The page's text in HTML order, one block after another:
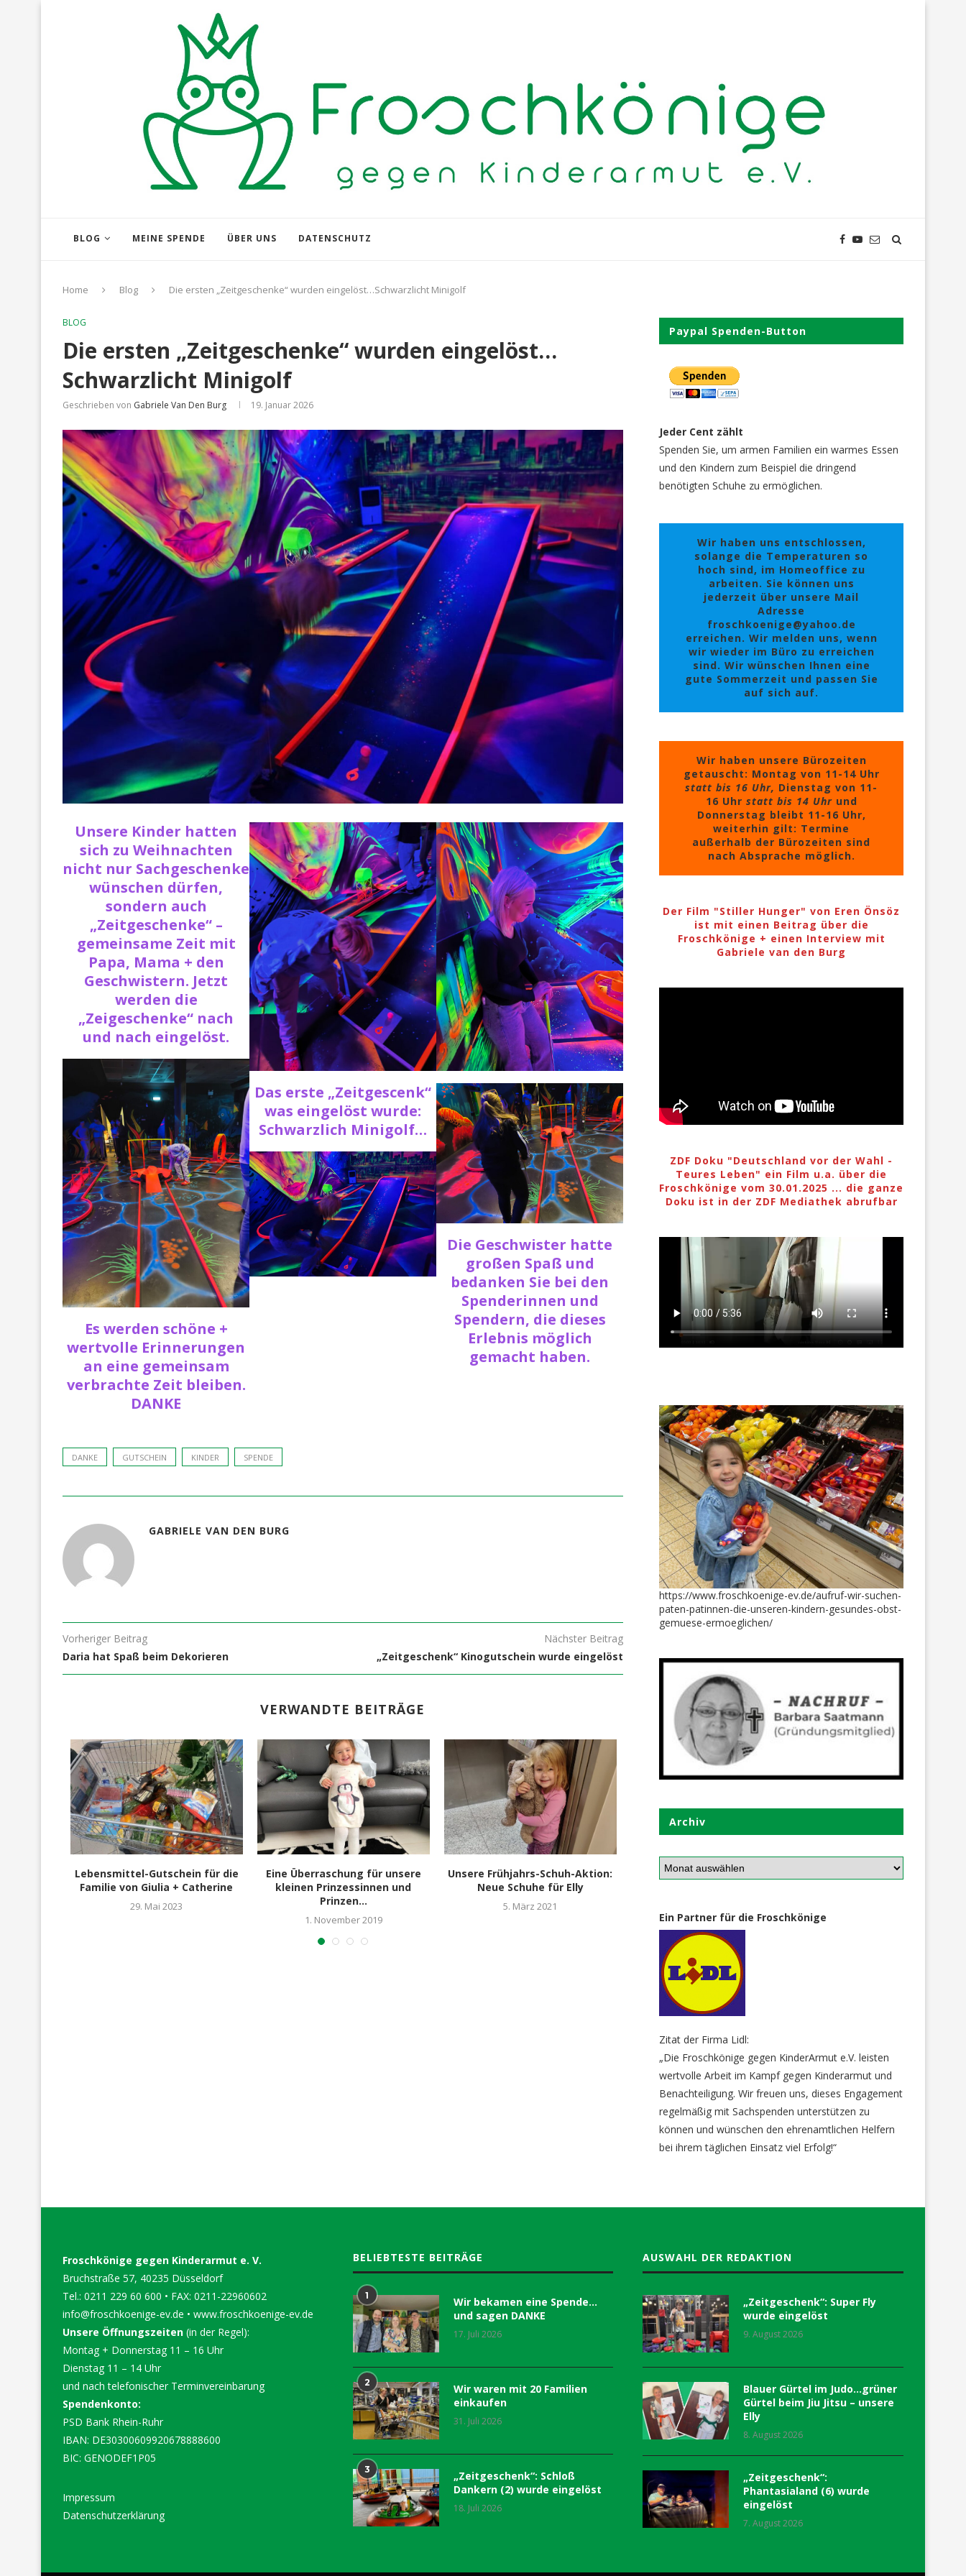
BLOG MEINE SPENDE ÜBER UNS DATENSCHUTZ
Home Blog Die ersten „Zeitgeschenke“ wurden eingelöst…Schwarzlicht Minigolf
BLOG
Die ersten „Zeitgeschenke“ wurden eingelöst…
Schwarzlicht Minigolf
Geschrieben von Gabriele Van Den Burg 19. Januar 2026
Unsere Kinder hatten
sich zu Weihnachten
nicht nur Sachgeschenke
wünschen dürfen,
sondern auch
„Zeitgeschenke“ –
gemeinsame Zeit mit
Papa, Mama + den
Geschwistern. Jetzt
werden die
„Zeigeschenke“ nach
und nach eingelöst.
Es werden schöne +
wertvolle Erinnerungen
an eine gemeinsam
verbrachte Zeit bleiben.
DANKE
Das erste „Zeitgescenk“
was eingelöst wurde:
Schwarzlich Minigolf…
Die Geschwister hatte
großen Spaß und
bedanken Sie bei den
Spenderinnen und
Spendern, die dieses
Erlebnis möglich
gemacht haben.
DANKE GUTSCHEIN KINDER SPENDE
GABRIELE VAN DEN BURG
Vorheriger Beitrag
Daria hat Spaß beim Dekorieren
Nächster Beitrag
„Zeitgeschenk“ Kinogutschein wurde eingelöst
VERWANDTE BEITRÄGE
Lebensmittel-Gutschein für die
Familie von Giulia + Catherine
29. Mai 2023
Eine Überraschung für unsere
kleinen Prinzessinnen und
Prinzen...
1. November 2019
Unsere Frühjahrs-Schuh-Aktion:
Neue Schuhe für Elly
5. März 2021
Lisa liebt Paprika, der Dank geht
Max + Robert haben mit
Paypal Spenden-Button
Jeder Cent zählt
Spenden Sie, um armen Familien ein warmes Essen
und den Kindern zum Beispiel die dringend
benötigten Schuhe zu ermöglichen.
Wir haben uns entschlossen,
solange die Temperaturen so
hoch sind, im Homeoffice zu
arbeiten. Sie können uns
jederzeit über unsere Mail
Adresse
froschkoenige@yahoo.de
erreichen. Wir melden uns, wenn
wir wieder im Büro zu erreichen
sind. Wir wünschen Ihnen eine
gute Sommerzeit und passen Sie
auf sich auf.
Wir haben unsere Bürozeiten
getauscht: Montag von 11-14 Uhr
statt bis 16 Uhr, Dienstag von 11-
16 Uhr statt bis 14 Uhrund
Donnerstag bleibt 11-16 Uhr,
weiterhin gilt: Termine
außerhalb der Bürozeiten sind
nach Absprache möglich.
Der Film "Stiller Hunger" von Eren Önsöz
ist mit einen Beitrag über die
Froschkönige + einen Interview mit
Gabriele van den Burg
ZDF Doku "Deutschland vor der Wahl -
Teures Leben" ein Film u.a. über die
Froschkönige vom 30.01.2025 ... die ganze
Doku ist in der ZDF Mediathek abrufbar
https://www.froschkoenige-ev.de/aufruf-wir-suchen-
paten-patinnen-die-unseren-kindern-gesundes-obst-
gemuese-ermoeglichen/
Archiv
Ein Partner für die Froschkönige
Zitat der Firma Lidl:
„Die Froschkönige gegen KinderArmut e.V. leisten
wertvolle Arbeit im Kampf gegen Kinderarmut und
Benachteiligung. Wir freuen uns, dieses Engagement
regelmäßig mit Sachspenden unterstützen zu
können und wünschen den ehrenamtlichen Helfern
bei ihrem täglichen Einsatz viel Erfolg!“
Froschkönige gegen Kinderarmut e. V.
Bruchstraße 57, 40235 Düsseldorf
Tel.: 0211 229 60 600 • FAX: 0211-22960602
info@froschkoenige-ev.de • www.froschkoenige-ev.de
Unsere Öffnungszeiten (in der Regel):
Montag + Donnerstag 11 – 16 Uhr
Dienstag 11 – 14 Uhr
und nach telefonischer Terminvereinbarung
Spendenkonto:
PSD Bank Rhein-Ruhr
IBAN: DE30300609920678888600
BIC: GENODEF1P05
Impressum
Datenschutzerklärung
BELIEBTESTE BEITRÄGE
1
Wir bekamen eine Spende…
und sagen DANKE
17. Juli 2026
2
Wir waren mit 20 Familien
einkaufen
31. Juli 2026
3
„Zeitgeschenk“: Schloß
Dankern (2) wurde eingelöst
18. Juli 2026
AUSWAHL DER REDAKTION
„Zeitgeschenk“: Super Fly
wurde eingelöst
9. August 2026
Blauer Gürtel im Judo…grüner
Gürtel beim Jiu Jitsu – unsere
Elly
8. August 2026
„Zeitgeschenk“:
Phantasialand (6) wurde
eingelöst
7. August 2026